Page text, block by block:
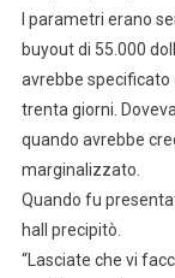
I parametri erano
buyout di 55.000
avrebbe specificato
trenta giorni.
quando avrebbe
marginalizzato.
Quando fu
hall precipitò.
“Lasciate che vi